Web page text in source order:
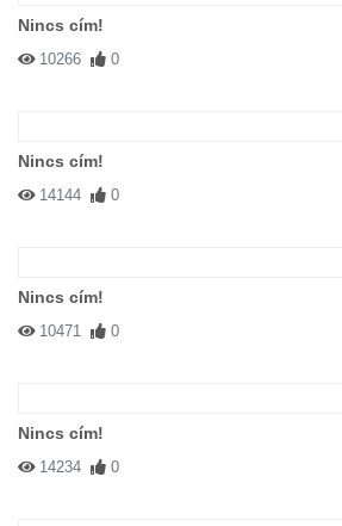
Nincs cím!
10266 0
Nincs cím!
14144 0
Nincs cím!
10471 0
Nincs cím!
14234 0